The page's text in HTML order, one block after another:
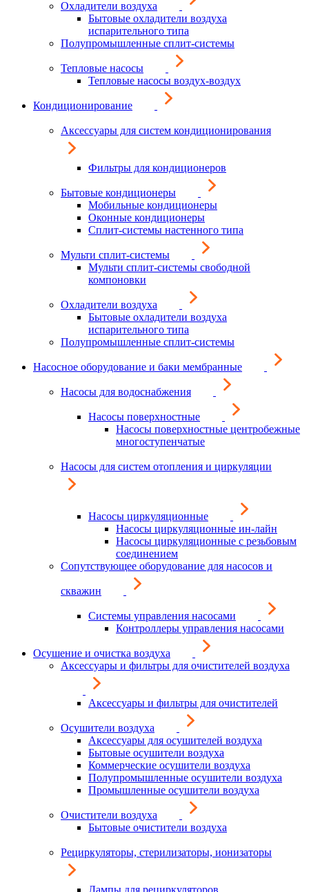
Охладители воздуха
Бытовые охладители воздуха
испарительного типа
Полупромышленные сплит-системы
Тепловые насосы
Тепловые насосы воздух-воздух
Кондиционирование
Аксессуары для систем кондиционирования
Фильтры для кондиционеров
Бытовые кондиционеры
Мобильные кондиционеры
Оконные кондиционеры
Сплит-системы настенного типа
Мульти сплит-системы
Мульти сплит-системы свободной
компоновки
Охладители воздуха
Бытовые охладители воздуха
испарительного типа
Полупромышленные сплит-системы
Насосное оборудование и баки мембранные
Насосы для водоснабжения
Насосы поверхностные
Насосы поверхностные центробежные
многоступенчатые
Насосы для систем отопления и циркуляции
Насосы циркуляционные
Насосы циркуляционные ин-лайн
Насосы циркуляционные с резьбовым
соединением
Сопутствующее оборудование для насосов и
скважин
Системы управления насосами
Контроллеры управления насосами
Осушение и очистка воздуха
Аксессуары и фильтры для очистителей воздуха
Аксессуары и фильтры для очистителей
Осушители воздуха
Аксессуары для осушителей воздуха
Бытовые осушители воздуха
Коммерческие осушители воздуха
Полупромышленные осушители воздуха
Промышленные осушители воздуха
Очистители воздуха
Бытовые очистители воздуха
Рециркуляторы, стерилизаторы, ионизаторы
Лампы для рециркуляторов